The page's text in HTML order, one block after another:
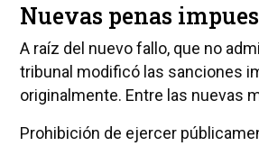
Nuevas penas
A raíz del nuevo fallo, que no
tribunal modificó las sanciones
originalmente. Entre las nuevas
Prohibición de ejercer